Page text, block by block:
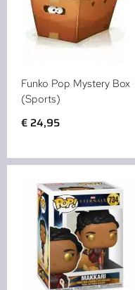
Funko Pop Mystery Box
(Sports)
€ 24,95